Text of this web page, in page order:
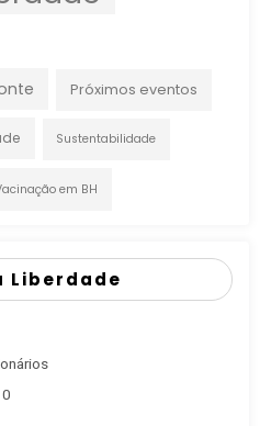
Próximos eventos
Sustentabilidade
em BH
Liberdade